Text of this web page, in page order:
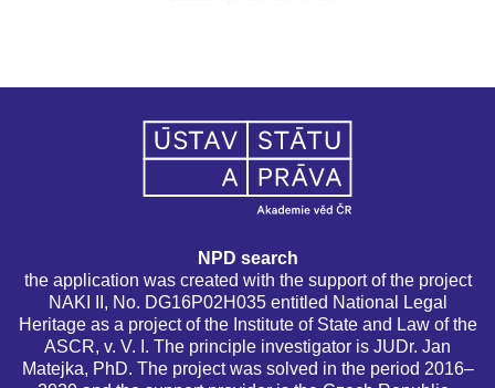
NPD search
the application was created with the support of the project
NAKI II, No. DG16P02H035 entitled National Legal
Heritage as a project of the Institute of State and Law of the
ASCR, v. V. I. The principle investigator is JUDr. Jan
Matejka, PhD. The project was solved in the period 2016–